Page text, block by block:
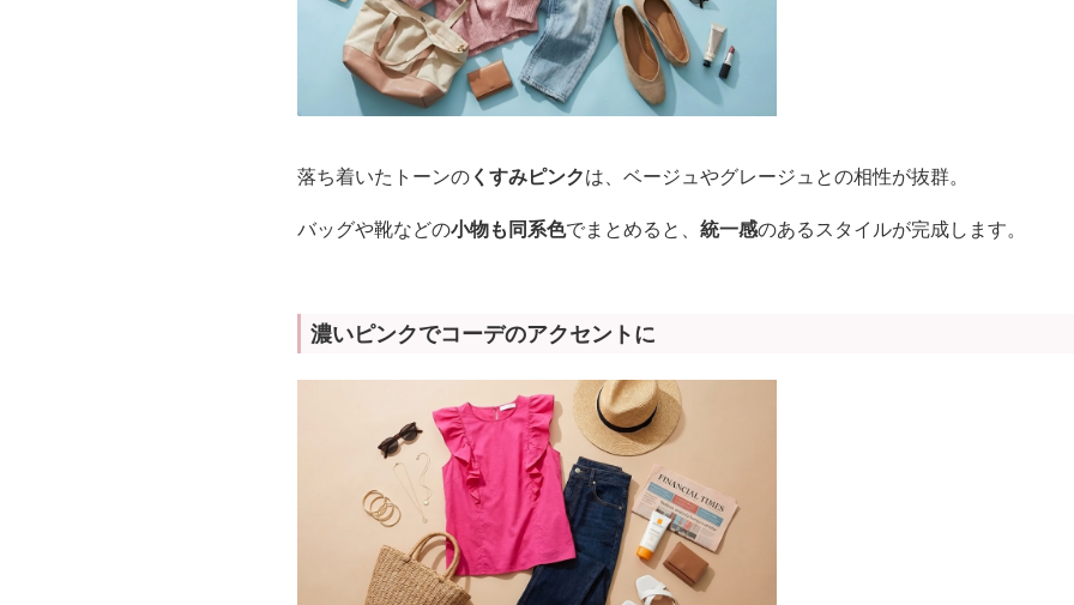
落ち着いたトーンのくすみピンクは、ベージュやグレージュとの相性が抜群。
バッグや靴などの小物も同系色でまとめると、 統一感のあるスタイルが完成します。
濃いピンクでコーデのアクセントに